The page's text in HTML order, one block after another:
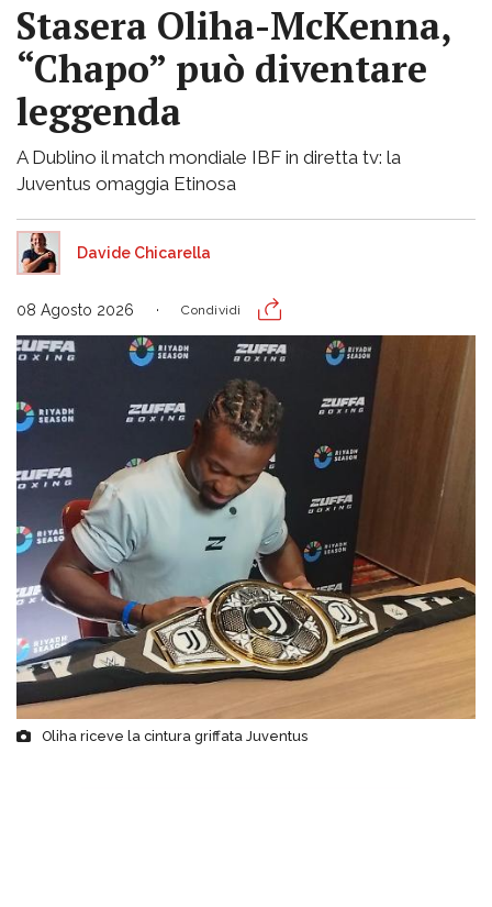
Stasera Oliha-McKenna,
“Chapo” può diventare
leggenda
A Dublino il match mondiale IBF in diretta tv: la
Juventus omaggia Etinosa
Davide Chicarella
08 Agosto 2026 Condividi
Oliha riceve la cintura griffata Juventus